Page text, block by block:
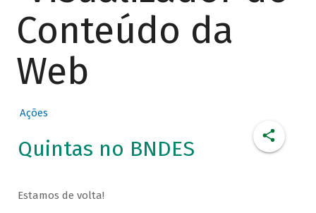
Conteúdo da
Web
Ações
Quintas no BNDES
Estamos de volta!